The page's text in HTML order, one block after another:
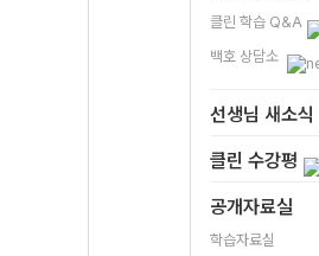
클린 학습 Q&A
백호 상담소
선생님 새소식
클린 수강평
공개자료실
학습자료실